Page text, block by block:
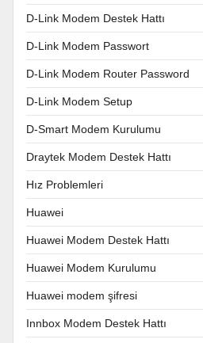
D-Link Modem Destek Hattı
D-Link Modem Passwort
D-Link Modem Router Password
D-Link Modem Setup
D-Smart Modem Kurulumu
Draytek Modem Destek Hattı
Hız Problemleri
Huawei
Huawei Modem Destek Hattı
Huawei Modem Kurulumu
Huawei modem şifresi
Innbox Modem Destek Hattı